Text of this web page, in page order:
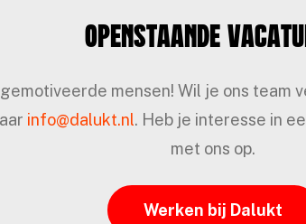
Openstaande
mensen! Wil je ons team
info@dalukt.nl. Heb je interesse in
met ons op.
Werken bij Dalukt